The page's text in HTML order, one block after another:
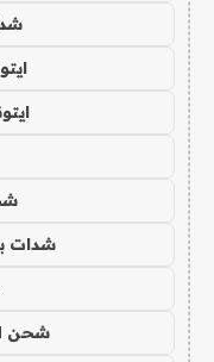
شدات
شحن